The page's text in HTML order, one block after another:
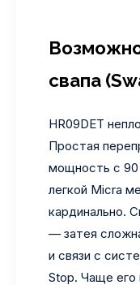
свапа
HR09DET
Простая
мощность с 90
легкой Micra
кардинально.
— затея
и связи с
Stop. Чаще его